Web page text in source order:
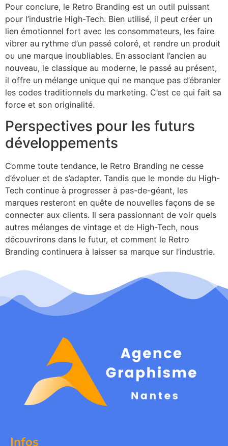
Pour conclure, le Retro Branding est un outil puissant
pour l’industrie High-Tech. Bien utilisé, il peut créer un
lien émotionnel fort avec les consommateurs, les faire
vibrer au rythme d’un passé coloré, et rendre un produit
ou une marque inoubliables. En associant l’ancien au
nouveau, le classique au moderne, le passé au présent,
il offre un mélange unique qui ne manque pas d’ébranler
les codes traditionnels du marketing. C’est ce qui fait sa
force et son originalité.
Perspectives pour les futurs
développements
Comme toute tendance, le Retro Branding ne cesse
d’évoluer et de s’adapter. Tandis que le monde du High-
Tech continue à progresser à pas-de-géant, les
marques resteront en quête de nouvelles façons de se
connecter aux clients. Il sera passionnant de voir quels
autres mélanges de vintage et de High-Tech, nous
découvrirons dans le futur, et comment le Retro
Branding continuera à laisser sa marque sur l’industrie.
Infos